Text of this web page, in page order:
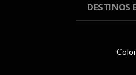
DESTINOS